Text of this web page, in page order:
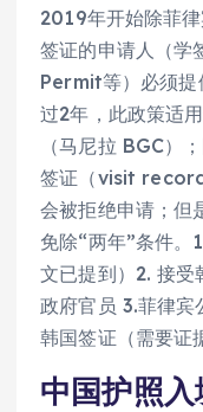
2019年开始除菲
签证的申请人（
Permit等）必须提
过2年，此政策适
（马尼拉 BGC）
签证（visit
会被拒绝申请；但
免除“两年”条件。
文已提到）2. 接
政府官员 3.菲律
韩国签证（需要证
中国护照